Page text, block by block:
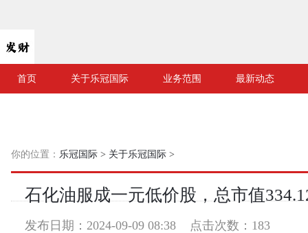
首页 关于乐冠国际 业务范围 最新动态
你的位置： 乐冠国际 > 关于乐冠国际 >
石化油服成一元低价股，总市值
发布日期：2024-09-09 08:38 点击次数：183